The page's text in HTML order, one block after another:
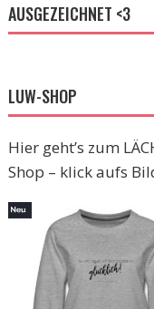
AUSGEZEICHNET <3
LUW-SHOP
Hier geht’s zum
Shop – klick aufs